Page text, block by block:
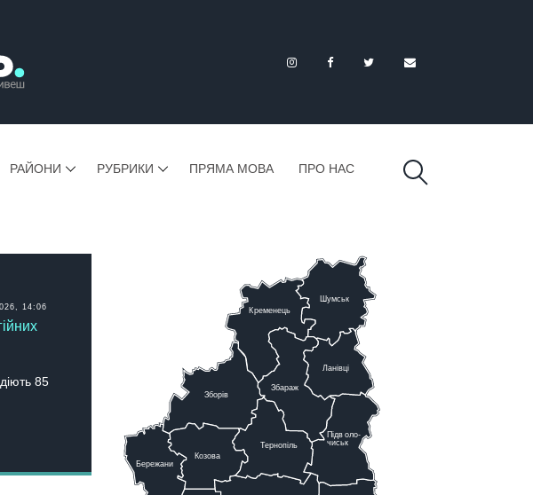
РАЙОНИ РУБРИКИ ПРЯМА МОВА ПРО НАС
14:06
85
Тернопіль
Підволо-
чиськ
Ланівці
Збараж
Шумськ
Кременець
Козова
Бережани
Зборів